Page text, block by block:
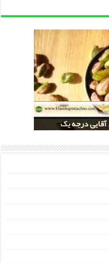
صادراتی
درجه یک
رفسنجان
صادراتی
بسته بندی شده